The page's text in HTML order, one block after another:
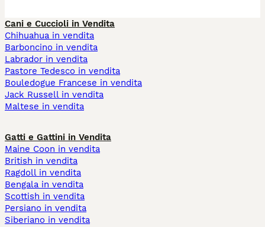
Cani e Cuccioli in Vendita
Chihuahua in vendita
Barboncino in vendita
Labrador in vendita
Pastore Tedesco in vendita
Bouledogue Francese in vendita
Jack Russell in vendita
Maltese in vendita
Gatti e Gattini in Vendita
Maine Coon in vendita
British in vendita
Ragdoll in vendita
Bengala in vendita
Scottish in vendita
Persiano in vendita
Siberiano in vendita